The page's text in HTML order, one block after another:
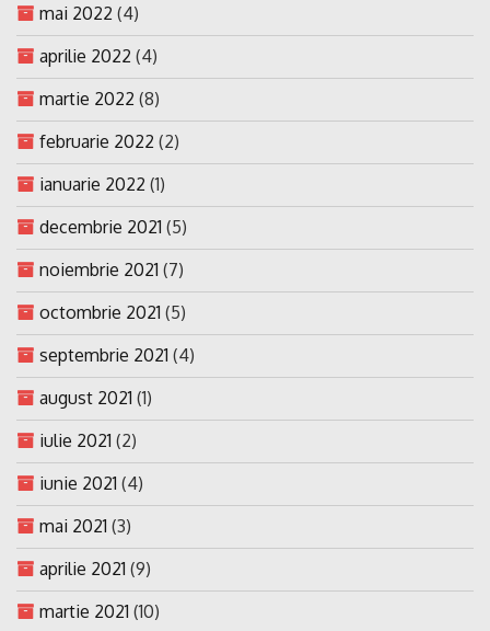
mai 2022 (4)
aprilie 2022 (4)
martie 2022 (8)
februarie 2022 (2)
ianuarie 2022 (1)
decembrie 2021 (5)
noiembrie 2021 (7)
octombrie 2021 (5)
septembrie 2021 (4)
august 2021 (1)
iulie 2021 (2)
iunie 2021 (4)
mai 2021 (3)
aprilie 2021 (9)
martie 2021 (10)